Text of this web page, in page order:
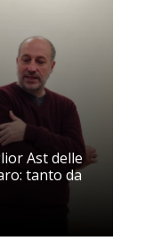
Ast delle
tanto da